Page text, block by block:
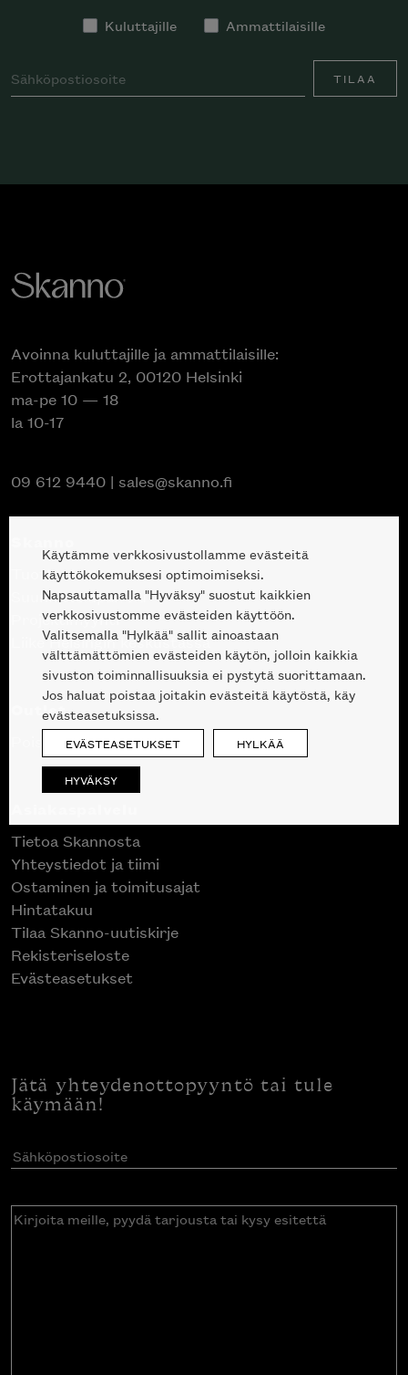
Kuluttajille Ammattilaisille
TILAA
Avoinna kuluttajille ja ammattilaisille:
Erottajankatu 2, 00120 Helsinki
ma-pe 10 — 18
la 10-17
09 612 9440 | sales@skanno.fi
Tuotteet
Suunnittelupalvelu
Projektimyynti
Liike Helsingin keskustassa
Outlet
Poistuvat mallikappaleet
Tietoa Skannosta
Yhteystiedot ja tiimi
Ostaminen ja toimitusajat
Hintatakuu
Tilaa Skanno-uutiskirje
Rekisteriseloste
Evästeasetukset
Jätä yhteydenottopyyntö tai tule
käymään!
Sähköpostiosoite(Pakollinen)
Kirjoita
Käytämme verkkosivustollamme evästeitä
käyttökokemuksesi optimoimiseksi.
Napsauttamalla "Hyväksy" suostut kaikkien
verkkosivustomme evästeiden käyttöön.
Valitsemalla "Hylkää" sallit ainoastaan
välttämättömien evästeiden käytön, jolloin kaikkia
sivuston toiminnallisuuksia ei pystytä suorittamaan.
Jos haluat poistaa joitakin evästeitä käytöstä, käy
evästeasetuksissa.
EVÄSTEASETUKSET HYLKÄÄ
HYVÄKSY